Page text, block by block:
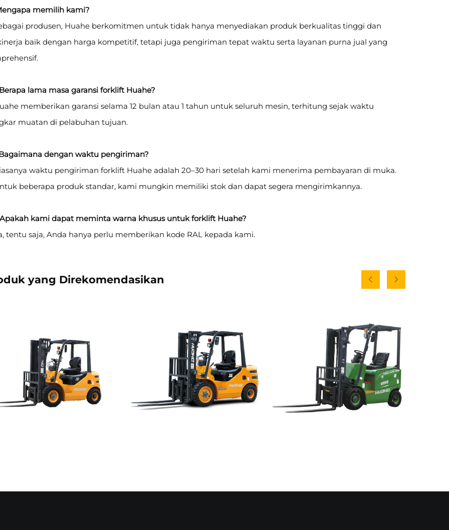
memilih kami?
produsen, Huahe berkomitmen untuk tidak hanya menyediakan produk berkualitas tinggi dan
baik dengan harga kompetitif, tetapi juga pengiriman tepat waktu serta layanan purna jual yang
lama masa garansi forklift Huahe?
memberikan garansi selama 12 bulan atau 1 tahun untuk seluruh mesin, terhitung sejak waktu
muatan di pelabuhan tujuan.
dengan waktu pengiriman?
waktu pengiriman forklift Huahe adalah 20–30 hari setelah kami menerima pembayaran di muka.
beberapa produk standar, kami mungkin memiliki stok dan dapat segera mengirimkannya.
kami dapat meminta warna khusus untuk forklift Huahe?
tentu saja, Anda hanya perlu memberikan kode RAL kepada kami.
yang Direkomendasikan